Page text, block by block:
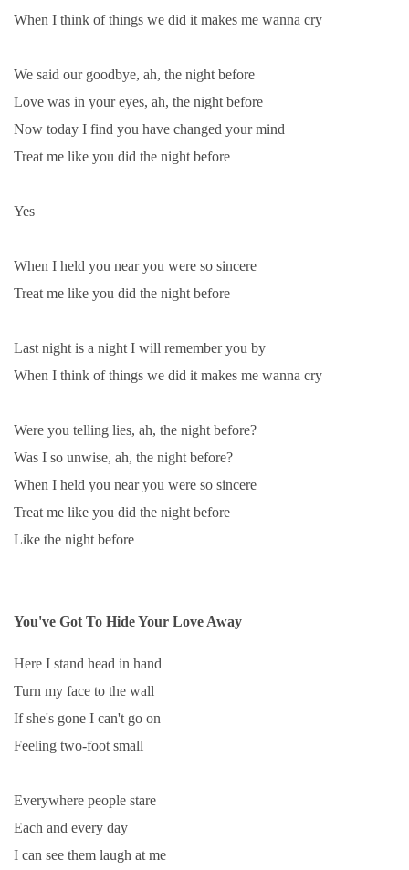
When I think of things we did it makes me wanna cry
We said our goodbye, ah, the night before
Love was in your eyes, ah, the night before
Now today I find you have changed your mind
Treat me like you did the night before
Yes
When I held you near you were so sincere
Treat me like you did the night before
Last night is a night I will remember you by
When I think of things we did it makes me wanna cry
Were you telling lies, ah, the night before?
Was I so unwise, ah, the night before?
When I held you near you were so sincere
Treat me like you did the night before
Like the night before
You've Got To Hide Your Love Away
Here I stand head in hand
Turn my face to the wall
If she's gone I can't go on
Feeling two-foot small
Everywhere people stare
Each and every day
I can see them laugh at me